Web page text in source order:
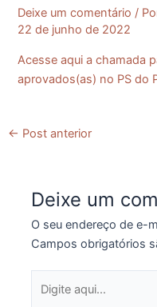
Deixe um comentário /
22 de junho de 2022
Acesse aqui a chamada
aprovados(as) no PS do
← Post anterior
Deixe um
O seu endereço de e-
Campos obrigatórios
aqui...